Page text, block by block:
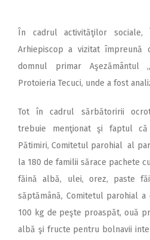
În cadrul activităţilor sociale,
Arhiepiscop a vizitat
domnul primar Aşezământul
Protoieria Tecuci, unde a fost
Tot în cadrul sărbătoririi
trebuie menţionat şi faptul
Pătimiri, Comitetul parohial al
la 180 de familii sărace pachete
făină albă, ulei, orez, paste
săptămână, Comitetul parohial
100 kg de peşte proaspăt, ouă
albă şi fructe pentru bolnavii